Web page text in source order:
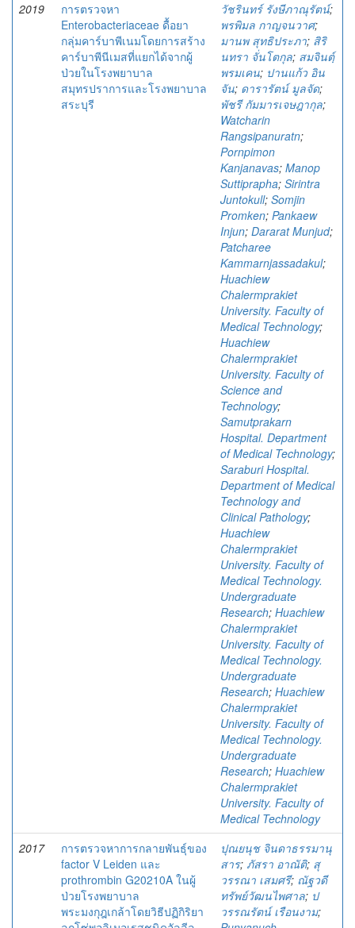
2019
การตรวจหา
Enterobacteriaceae ดื้อยา
กลุ่มคาร์บาพีเนมโดยการสร้าง
คาร์บาพีนีเมสที่แยกได้จากผู้
ป่วยในโรงพยาบาล
สมุทรปราการและโรงพยาบาล
สระบุรี
วัชรินทร์ รังษีภาณุรัตน์;
พรพิมล กาญจนวาศ;
มานพ สุทธิประภา; สิริ
นทรา จั่นโตกุล; สมจินตฺ์
พรมเคน; ปานแก้ว อิน
จัน; ดารารัตน์ มูลจัด;
พัชรี กัมมารเจษฎากุล;
Watcharin
Rangsipanuratn;
Pornpimon
Kanjanavas; Manop
Suttiprapha; Sirintra
Juntokull; Somjin
Promken; Pankaew
Injun; Dararat Munjud;
Patcharee
Kammarnjassadakul;
Huachiew
Chalermprakiet
University. Faculty of
Medical Technology;
Huachiew
Chalermprakiet
University. Faculty of
Science and
Technology;
Samutprakarn
Hospital. Department
of Medical Technology;
Saraburi Hospital.
Department of Medical
Technology and
Clinical Pathology;
Huachiew
Chalermprakiet
University. Faculty of
Medical Technology.
Undergraduate
Research; Huachiew
Chalermprakiet
University. Faculty of
Medical Technology.
Undergraduate
Research; Huachiew
Chalermprakiet
University. Faculty of
Medical Technology.
Undergraduate
Research; Huachiew
Chalermprakiet
University. Faculty of
Medical Technology
2017
การตรวจหาการกลายพันธุ์ของ
factor V Leiden และ
prothrombin G20210A ในผู้
ป่วยโรงพยาบาล
พระมงกุฎเกล้าโดยวิธีปฏิกิริยา
ปุณยนุช จินดาธรรมานุ
สาร; ภัสรา อาณัติ; สุ
วรรณา เสมศรี; ณัฐวดี
ทรัพย์วัฒนไพศาล; ป
วรรณรัตน์ เรือนงาม;